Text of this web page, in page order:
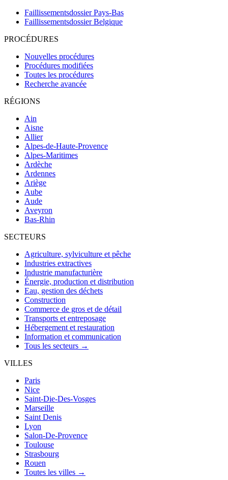
Faillissementsdossier Pays-Bas
Faillissementsdossier Belgique
PROCÉDURES
Nouvelles procédures
Procédures modifiées
Toutes les procédures
Recherche avancée
RÉGIONS
Ain
Aisne
Allier
Alpes-de-Haute-Provence
Alpes-Maritimes
Ardèche
Ardennes
Ariège
Aube
Aude
Aveyron
Bas-Rhin
SECTEURS
Agriculture, sylviculture et pêche
Industries extractives
Industrie manufacturière
Énergie, production et distribution
Eau, gestion des déchets
Construction
Commerce de gros et de détail
Transports et entreposage
Hébergement et restauration
Information et communication
Tous les secteurs →
VILLES
Paris
Nice
Saint-Die-Des-Vosges
Marseille
Saint Denis
Lyon
Salon-De-Provence
Toulouse
Strasbourg
Rouen
Toutes les villes →